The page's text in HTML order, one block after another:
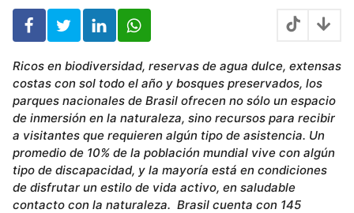
Ricos en biodiversidad, reservas de agua dulce, extensas
costas con sol todo el año y bosques preservados, los
parques nacionales de Brasil ofrecen no sólo un espacio
de inmersión en la naturaleza, sino recursos para recibir
a visitantes que requieren algún tipo de asistencia. Un
promedio de 10% de la población mundial vive con algún
tipo de discapacidad, y la mayoría está en condiciones
de disfrutar un estilo de vida activo, en saludable
contacto con la naturaleza. Brasil cuenta con 145